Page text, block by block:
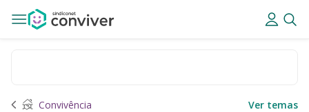
Convivência Ver temas